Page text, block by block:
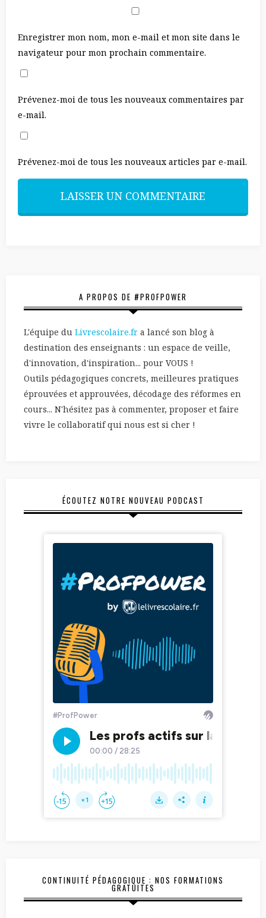
Enregistrer mon nom, mon e-mail et mon site dans le
navigateur pour mon prochain commentaire.
Prévenez-moi de tous les nouveaux commentaires par
e-mail.
Prévenez-moi de tous les nouveaux articles par e-mail.
A PROPOS DE #PROFPOWER
L'équipe du Livrescolaire.fr a lancé son blog à
destination des enseignants : un espace de veille,
d'innovation, d'inspiration... pour VOUS !
Outils pédagogiques concrets, meilleures pratiques
éprouvées et approuvées, décodage des réformes en
cours... N'hésitez pas à commenter, proposer et faire
vivre le collaboratif qui nous est si cher !
ÉCOUTEZ NOTRE NOUVEAU PODCAST
CONTINUITÉ PÉDAGOGIQUE : NOS FORMATIONS
GRATUITES